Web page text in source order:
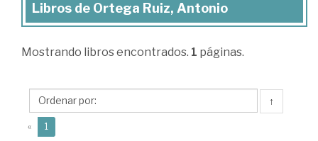
Libros
Ortega
Antonio
Libros de Ortega Ruiz, Antonio
Mostrando libros encontrados. 1 páginas.
↑
« 1